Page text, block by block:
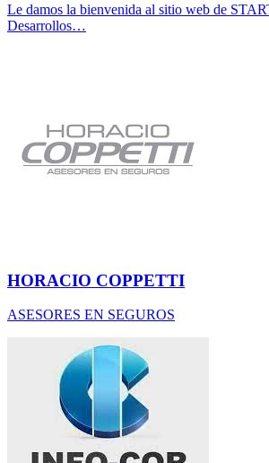
Le damos la bienvenida al sitio web de
Desarrollos…
HORACIO COPPETTI
ASESORES EN SEGUROS